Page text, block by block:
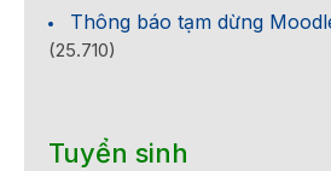
Thông báo tạm dừng
(25.710)
Tuyển sinh